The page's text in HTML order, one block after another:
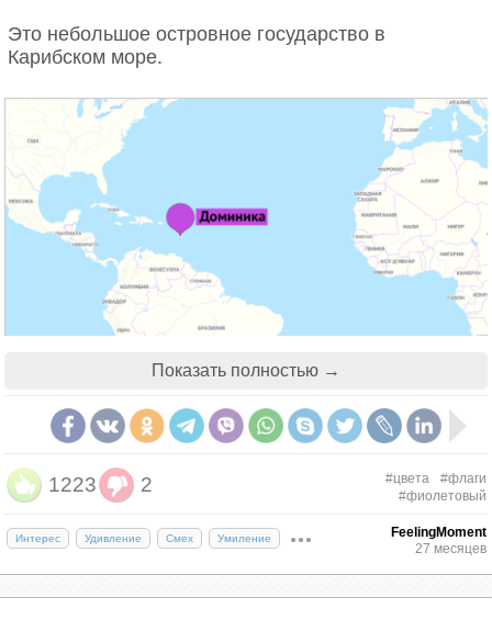
Это небольшое островное государство в
Карибском море.
Республикой", которая гораздо крупнее и
находится почти в 1000 км на северо-запад.
Показать полностью →
1223 2 #цвета
#флаги
#фиолетовый
Интерес Удивление Смех Умиление
FeelingMoment
27 месяцев